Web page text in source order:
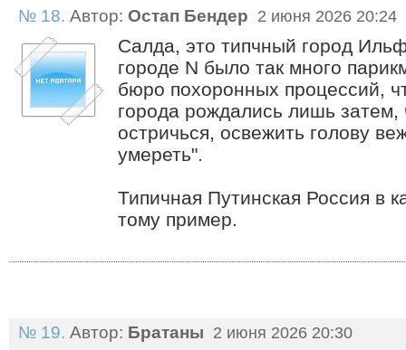
№ 18. Автор: Остап Бендер 2 июня 2026 20:24
Салда, это типчный город
городе N было так много
бюро похоронных процессий,
города рождались лишь затем,
остричься, освежить голову
умереть".
Типичная Путинская Россия в
тому пример.
№ 19. Автор: Братаны 2 июня 2026 20:30